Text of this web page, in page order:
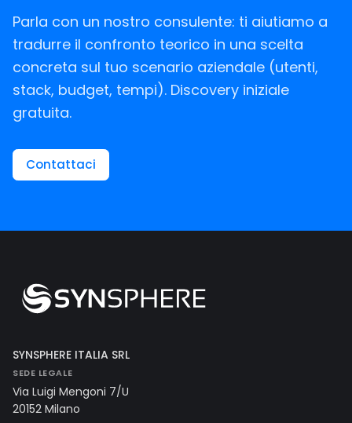
Parla con un nostro consulente: ti aiutiamo a
tradurre il confronto teorico in una scelta
concreta sul tuo scenario aziendale (utenti,
stack, budget, tempi). Discovery iniziale
gratuita.
Contattaci
SYNSPHERE ITALIA SRL
SEDE LEGALE
Via Luigi Mengoni 7/U
20152 Milano